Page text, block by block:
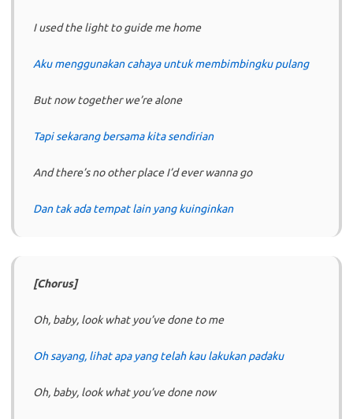
I used the light to guide me home
Aku menggunakan cahaya untuk membimbingku pulang
But now together we’re alone
Tapi sekarang bersama kita sendirian
And there’s no other place I’d ever wanna go
Dan tak ada tempat lain yang kuinginkan
[Chorus]
Oh, baby, look what you’ve done to me
Oh sayang, lihat apa yang telah kau lakukan padaku
Oh, baby, look what you’ve done now